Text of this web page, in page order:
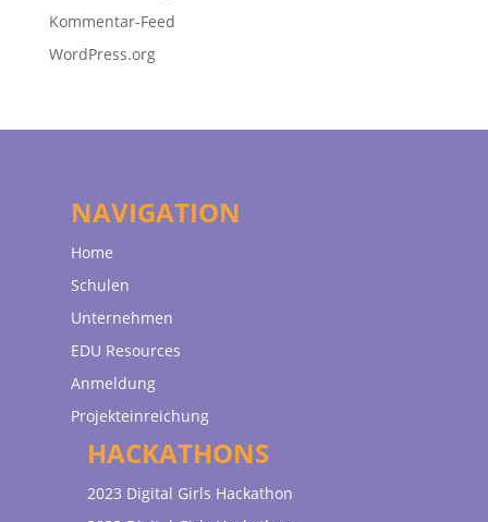
Kommentar-Feed
WordPress.org
NAVIGATION
Home
Schulen
Unternehmen
EDU Resources
Anmeldung
Projekteinreichung
HACKATHONS
2023 Digital Girls Hackathon